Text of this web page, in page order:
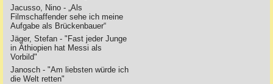
Jacusso, Nino - „Als
Filmschaffender sehe ich meine
Aufgabe als Brückenbauer“
Jäger, Stefan - "Fast jeder Junge
in Äthiopien hat Messi als
Vorbild"
Janosch - "Am liebsten würde ich
die Welt retten"